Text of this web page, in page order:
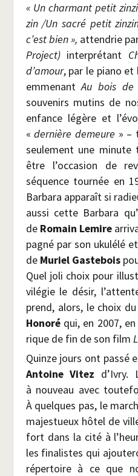
« Un char­mant petit
zin /​Un sacré petit
c’est bien », atten­drie
Pro­ject) inter­pré­tant
d’amour, par le pia­no et
emme­nantAu bois de
sou­ve­nirs mutins de
enfance légère et
«der­nière demeure » –
seule­ment une
être l’occasion de
séquence tour­née en
Bar­ba­ra appa­raît si
aus­si cette Bar­ba­ra
de Romain Lemire
pa­gné par son uku­lé­lé
de Muriel Gas­te­bois
Quel joli choix pour
vi­lé­gie le désir,
prend, alors, le choix
Hono­réqui, en 2007,
rique de fin de son film
Quinze jours ont pas­sé
Antoine Vitez d’Ivry.
à nou­veau avec
À quelques pas, le
majes­tueux hôtel de
fort dans la cité à
les fina­listes qui
réper­toire à ce que